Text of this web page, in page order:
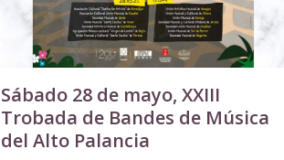
Sábado 28 de mayo, XXIII
Trobada de Bandes de Música
del Alto Palancia